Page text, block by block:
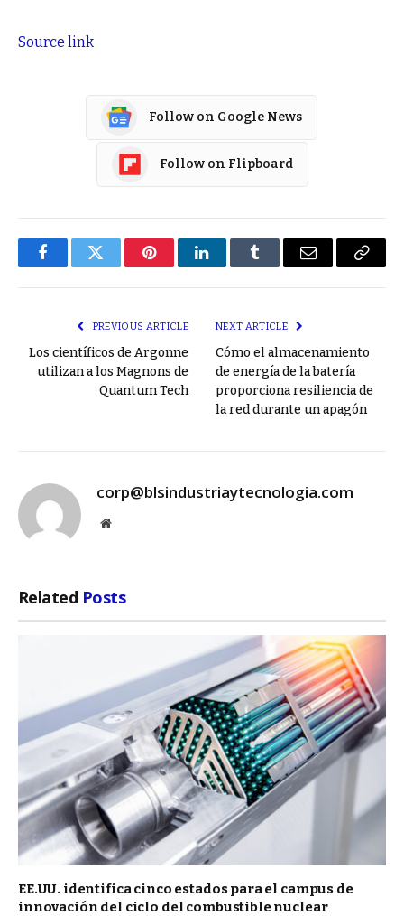
Source link
Follow on Google News
Follow on Flipboard
FacebookTwitter PinterestLinkedInTumblr Email
Copy
PREVIOUS ARTICLE
Los científicos de Argonne
utilizan a los Magnons de
Quantum Tech
NEXT ARTICLE
Cómo el almacenamiento
de energía de la batería
proporciona resiliencia de
la red durante un apagón
corp@blsindustriaytecnologia.com
Website
Related Posts
EE.UU. identifica cinco estados para el campus de
innovación del ciclo del combustible nuclear